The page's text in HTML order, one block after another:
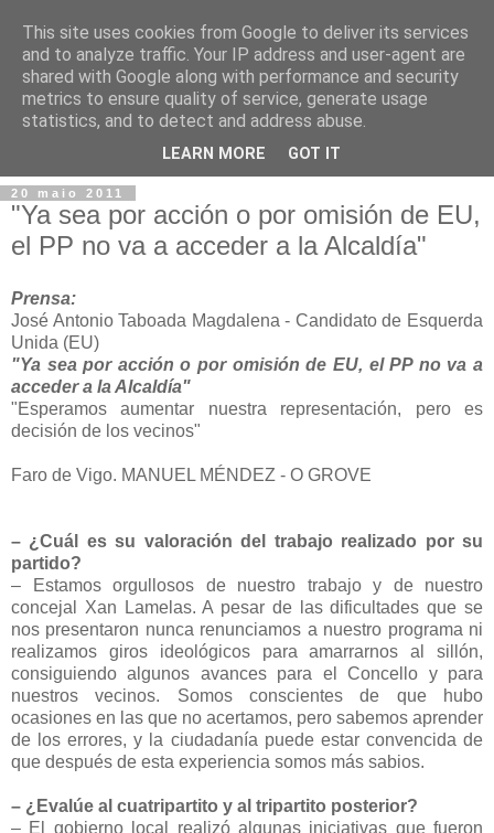
20 maio 2011
"Ya sea por acción o por omisión de EU,
el PP no va a acceder a la Alcaldía"
Prensa:
José Antonio Taboada Magdalena - Candidato de Esquerda
Unida (EU)
"Ya sea por acción o por omisión de EU, el PP no va a
acceder a la Alcaldía"
"Esperamos aumentar nuestra representación, pero es
decisión de los vecinos"
Faro de Vigo. MANUEL MÉNDEZ - O GROVE
– ¿Cuál es su valoración del trabajo realizado por su
partido?
– Estamos orgullosos de nuestro trabajo y de nuestro
concejal Xan Lamelas. A pesar de las dificultades que se
nos presentaron nunca renunciamos a nuestro programa ni
realizamos giros ideológicos para amarrarnos al sillón,
consiguiendo algunos avances para el Concello y para
nuestros vecinos. Somos conscientes de que hubo
ocasiones en las que no acertamos, pero sabemos aprender
de los errores, y la ciudadanía puede estar convencida de
que después de esta experiencia somos más sabios.
– ¿Evalúe al cuatripartito y al tripartito posterior?
– El gobierno local realizó algunas iniciativas que fueron
This site uses cookies from Google to deliver its services
and to analyze traffic. Your IP address and user-agent are
shared with Google along with performance and security
metrics to ensure quality of service, generate usage
statistics, and to detect and address abuse.
LEARN MORE GOT IT